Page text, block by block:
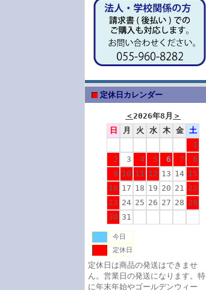
定休日カレンダー
＜2026年8月 ＞
日
月 火 水 木 金
土
1
2
3 4 5 6 7
8
9 10 11 12 13 14 15
16 17 18 19 20 21 22
23 24 25 26 27 28 29
30 31
今日
定休日
定休日は商品の発送はできませ
ん。営業日の発送になります。特
に年末年始やゴールデンウィー